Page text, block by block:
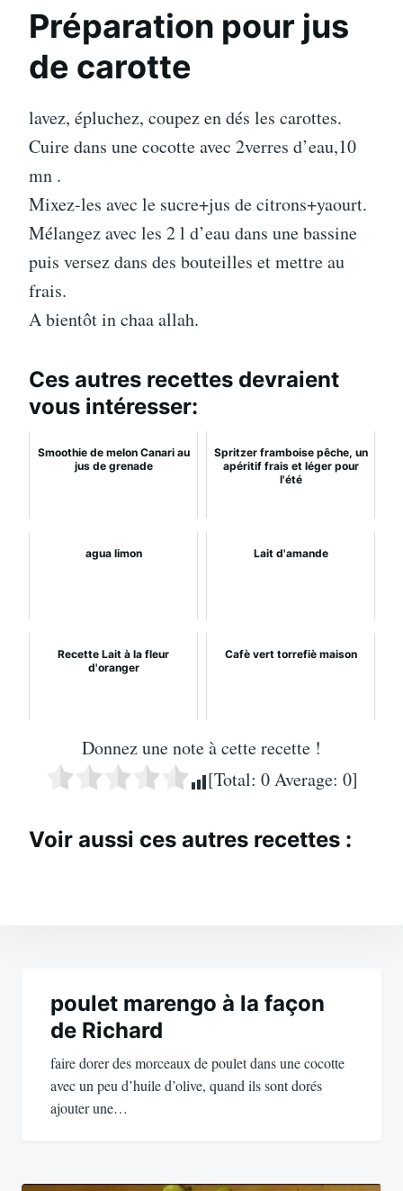
Préparation pour jus
de carotte
lavez, épluchez, coupez en dés les carottes.
Cuire dans une cocotte avec 2verres d’eau,10
mn .
Mixez-les avec le sucre+jus de citrons+yaourt.
Mélangez avec les 2 l d’eau dans une bassine
puis versez dans des bouteilles et mettre au
frais.
A bientôt in chaa allah.
Ces autres recettes devraient
vous intéresser:
Smoothie de melon Canari au
jus de grenade
Spritzer framboise pêche, un
apéritif frais et léger pour
l'été
agua limon Lait d'amande
Recette Lait à la fleur
d'oranger
Cafè vert torrefiè maison
Donnez une note à cette recette !
[Total: 0Average: 0]
Voir aussi ces autres recettes :
l’article
poulet marengo à la façon
de Richard
faire dorer des morceaux de poulet dans une cocotte
avec un peu d’huile d’olive, quand ils sont dorés
ajouter une…